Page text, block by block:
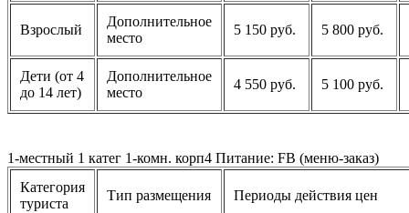
Взрослый
Дополнительное
место
5 150 руб. 5 800 руб.
Дети (от 4
до 14 лет)
Дополнительное
место
4 550 руб. 5 100 руб.
1-местный 1 катег 1-комн. корп4 Питание: FB (меню-заказ)
Категория
туриста
Тип размещения Периоды действия цен